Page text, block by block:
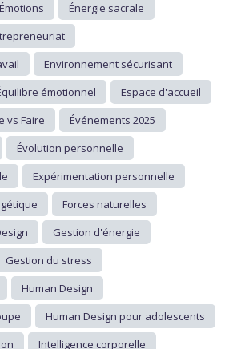
Émotions
Énergie sacrale
Environnement sécurisant
émotionnel
Espace d'accueil
vs Faire
Événements 2025
Évolution personnelle
Expérimentation personnelle
Forces naturelles
Gestion d'énergie
Gestion du stress
Human Design
Human Design pour adolescents
Intelligence corporelle